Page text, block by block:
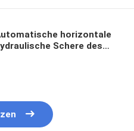
horizontale
Schere des